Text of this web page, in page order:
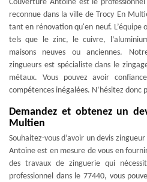
Couverture Antoine est le
reconnue dans la ville de Trocy En
tant en rénovation qu'en neuf.
tels que le zinc, le cuivre,
maisons neuves ou anciennes.
zingueurs est spécialiste dans le
métaux. Vous pouvez avoir
compétences inégalées. N’hésitez donc
Demandez et obtenez un
Multien
Souhaitez-vous d’avoir un devis
Antoine est en mesure de vous en
des travaux de zinguerie qui
professionnel dans le 77440, vous